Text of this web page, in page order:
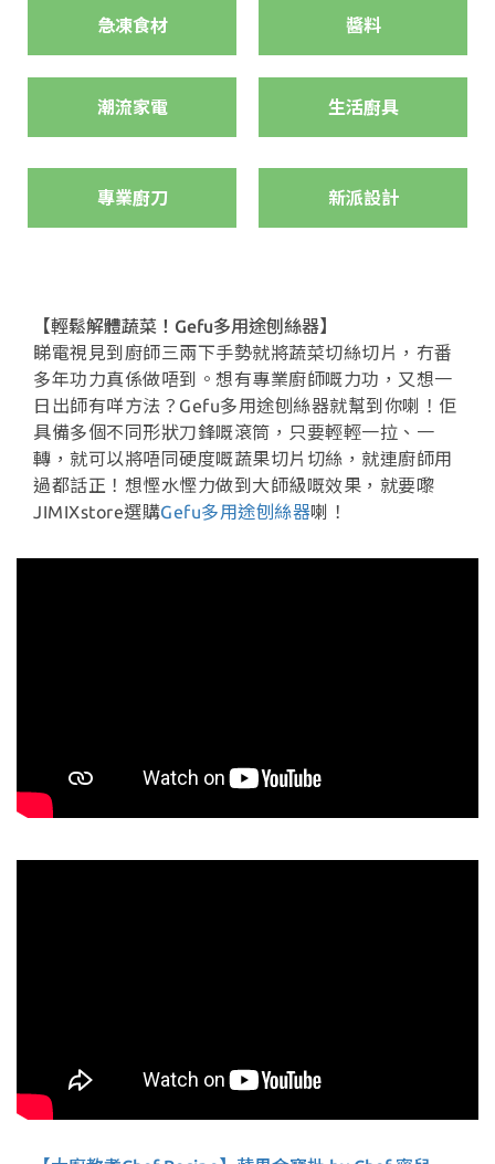
急凍食材 醬料
潮流家電 生活廚具
專業廚刀 新派設計
【輕鬆解體蔬菜！Gefu多用途刨絲器】
睇電視見到廚師三兩下手勢就將蔬菜切絲切片，冇番
多年功力真係做唔到。想有專業廚師嘅力功，又想一
日出師有咩方法？Gefu多用途刨絲器就幫到你喇！佢
具備多個不同形狀刀鋒嘅滾筒，只要輕輕一拉、一
轉，就可以將唔同硬度嘅蔬果切片切絲，就連廚師用
過都話正！想慳水慳力做到大師級嘅效果，就要嚟
JIMIXstore選購Gefu多用途刨絲器喇！